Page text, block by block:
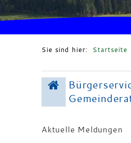
Sie sind hier: Startseite
Aktuelle Meldungen